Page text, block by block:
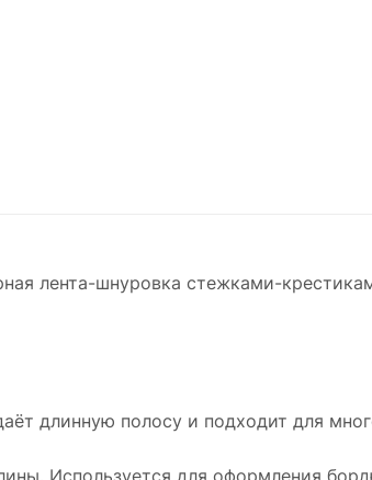
лента-шнуровка стежками-
длинную полосу и подходит для
Используется для оформления